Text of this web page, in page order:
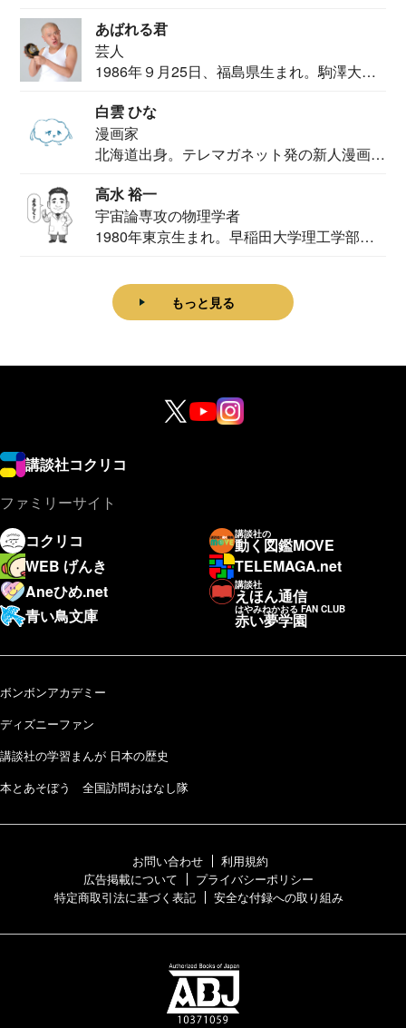
あばれる君
芸人
1986年９月25日、福島県生まれ。駒澤大学
白雲 ひな
漫画家
北海道出身。テレマガネット発の新人漫画
高水 裕一
宇宙論専攻の物理学者
1980年東京生まれ。早稲田大学理工学部物
もっと見る
講談社コクリコ
ファミリーサイト
コクリコ
講談社の
動く図鑑MOVE
WEB げんき
TELEMAGA.net
Aneひめ.net
講談社
えほん通信
青い鳥文庫
はやみねかおる FAN CLUB
赤い夢学園
ボンボンアカデミー
ディズニーファン
講談社の学習まんが 日本の歴史
本とあそぼう 全国訪問おはなし隊
お問い合わせ
利用規約
広告掲載について
プライバシーポリシー
特定商取引法に基づく表記
安全な付録への取り組み